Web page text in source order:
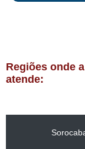
Regiões onde
atende: